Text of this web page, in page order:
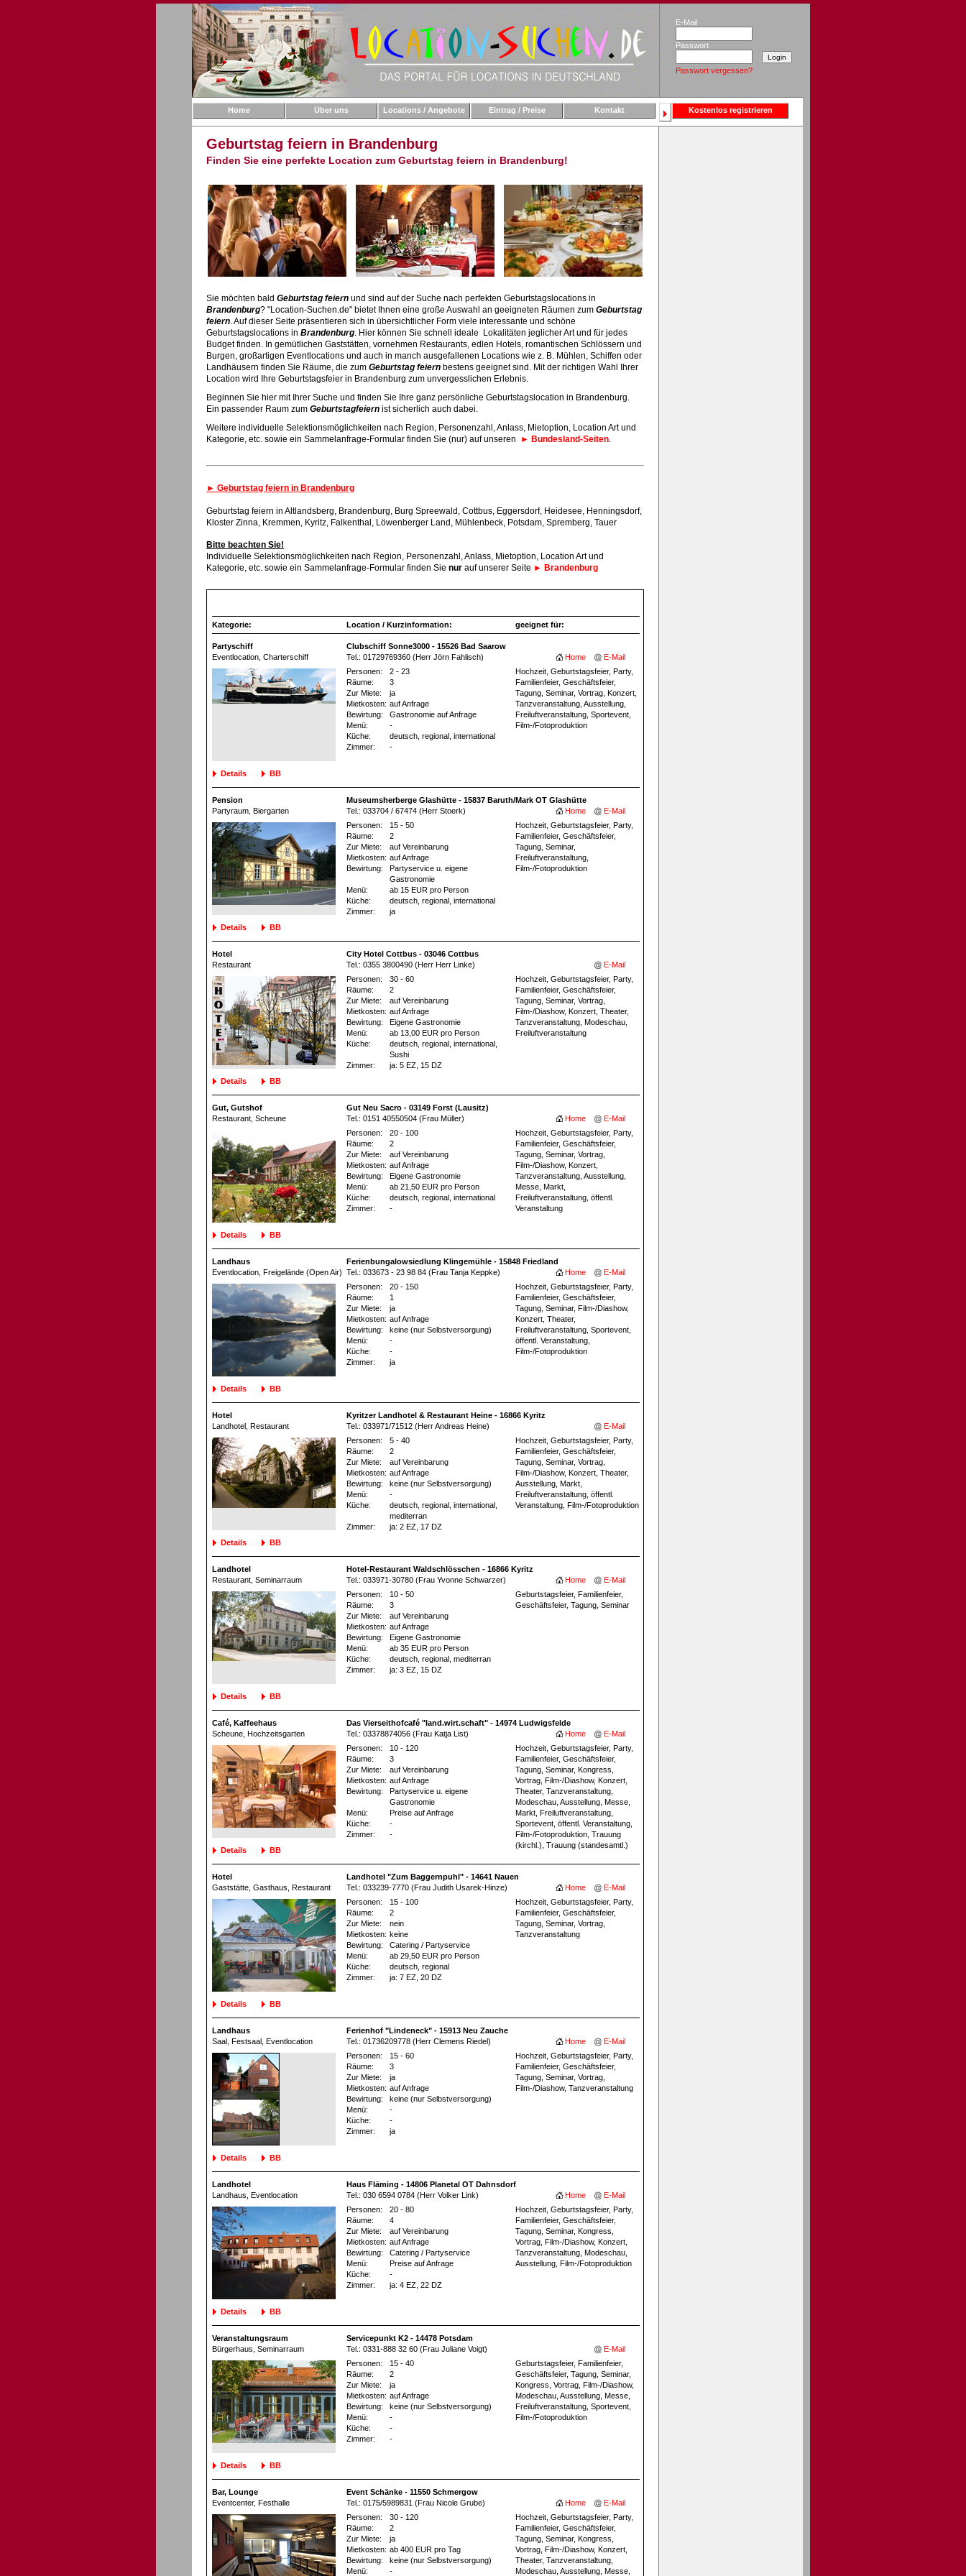
E-Mail
Passwort
Passwort vergessen?
Home Über uns Locations / Angebote Eintrag / Preise Kontakt Kostenlos registrieren
Geburtstag feiern in Brandenburg
Finden Sie eine perfekte Location zum Geburtstag feiern in Brandenburg!
Sie möchten bald Geburtstag feiern und sind auf der Suche nach perfekten Geburtstagslocations in
Brandenburg? "Location-Suchen.de" bietet Ihnen eine große Auswahl an geeigneten Räumen zum Geburtstag
feiern. Auf dieser Seite präsentieren sich in übersichtlicher Form viele interessante und schöne
Geburtstagslocations in Brandenburg. Hier können Sie schnell ideale Lokalitäten jeglicher Art und für jedes
Budget finden. In gemütlichen Gaststätten, vornehmen Restaurants, edlen Hotels, romantischen Schlössern und
Burgen, großartigen Eventlocations und auch in manch ausgefallenen Locations wie z. B. Mühlen, Schiffen oder
Landhäusern finden Sie Räume, die zum Geburtstag feiern bestens geeignet sind. Mit der richtigen Wahl Ihrer
Location wird Ihre Geburtstagsfeier in Brandenburg zum unvergesslichen Erlebnis.
Beginnen Sie hier mit Ihrer Suche und finden Sie Ihre ganz persönliche Geburtstagslocation in Brandenburg.
Ein passender Raum zum Geburtstagfeiern ist sicherlich auch dabei.
Weitere individuelle Selektionsmöglichkeiten nach Region, Personenzahl, Anlass, Mietoption, Location Art und
Kategorie, etc. sowie ein Sammelanfrage-Formular finden Sie (nur) auf unseren
► Bundesland-Seiten.
► Geburtstag feiern in Brandenburg
Geburtstag feiern in Altlandsberg, Brandenburg, Burg Spreewald, Cottbus, Eggersdorf, Heidesee, Henningsdorf,
Kloster Zinna, Kremmen, Kyritz, Falkenthal, Löwenberger Land, Mühlenbeck, Potsdam, Spremberg, Tauer
Bitte beachten Sie!
Individuelle Selektionsmöglichkeiten nach Region, Personenzahl, Anlass, Mietoption, Location Art und
Kategorie, etc. sowie ein Sammelanfrage-Formular finden Sie nur auf unserer Seite ► Brandenburg
Kategorie: Location / Kurzinformation: geeignet für:
Partyschiff
Eventlocation , Charterschiff
Clubschiff Sonne3000 - 15526 Bad Saarow
Tel.: 01729769360 (Herr Jörn Fahlisch)
Home E-Mail
Details BB
Personen:
2 - 23
Räume:
3
Zur Miete:
ja
Mietkosten: auf Anfrage
Bewirtung:
Gastronomie auf Anfrage
Menü:
-
Küche:
deutsch, regional, international
Zimmer:
-
Hochzeit, Geburtstagsfeier, Party,
Familienfeier, Geschäftsfeier,
Tagung, Seminar, Vortrag, Konzert,
Tanzveranstaltung, Ausstellung,
Freiluftveranstaltung, Sportevent,
Film-/Fotoproduktion
Pension
Partyraum , Biergarten
Museumsherberge Glashütte - 15837 Baruth/Mark OT Glashütte
Tel.: 033704 / 67474 (Herr Stoerk)
Home E-Mail
Details BB
Personen:
15 - 50
Räume:
2
Zur Miete:
auf Vereinbarung
Mietkosten: auf Anfrage
Bewirtung:
Partyservice u. eigene
Gastronomie
Menü:
ab 15 EUR pro Person
Küche:
deutsch, regional, international
Zimmer:
ja
Hochzeit, Geburtstagsfeier, Party,
Familienfeier, Geschäftsfeier,
Tagung, Seminar,
Freiluftveranstaltung,
Film-/Fotoproduktion
Hotel
Restaurant
City Hotel Cottbus - 03046 Cottbus
Tel.: 0355 3800490 (Herr Herr Linke)
E-Mail
Details BB
Personen:
30 - 60
Räume:
2
Zur Miete:
auf Vereinbarung
Mietkosten: auf Anfrage
Bewirtung:
Eigene Gastronomie
Menü:
ab 13,00 EUR pro Person
Küche:
deutsch, regional, international,
Sushi
Zimmer:
ja: 5 EZ , 15 DZ
Hochzeit, Geburtstagsfeier, Party,
Familienfeier, Geschäftsfeier,
Tagung, Seminar, Vortrag,
Film-/Diashow, Konzert, Theater,
Tanzveranstaltung, Modeschau,
Freiluftveranstaltung
Gut, Gutshof
Restaurant , Scheune
Gut Neu Sacro - 03149 Forst (Lausitz)
Tel.: 0151 40550504 (Frau Müller)
Home E-Mail
Details BB
Personen:
20 - 100
Räume:
2
Zur Miete:
auf Vereinbarung
Mietkosten: auf Anfrage
Bewirtung:
Eigene Gastronomie
Menü:
ab 21,50 EUR pro Person
Küche:
deutsch, regional, international
Zimmer:
-
Hochzeit, Geburtstagsfeier, Party,
Familienfeier, Geschäftsfeier,
Tagung, Seminar, Vortrag,
Film-/Diashow, Konzert,
Tanzveranstaltung, Ausstellung,
Messe, Markt,
Freiluftveranstaltung, öffentl.
Veranstaltung
Landhaus
Eventlocation , Freigelände (Open Air)
Ferienbungalowsiedlung Klingemühle - 15848 Friedland
Tel.: 033673 - 23 98 84 (Frau Tanja Keppke)
Home E-Mail
Details BB
Personen:
20 - 150
Räume:
1
Zur Miete:
ja
Mietkosten: auf Anfrage
Bewirtung:
keine (nur Selbstversorgung)
Menü:
-
Küche:
-
Zimmer:
ja
Hochzeit, Geburtstagsfeier, Party,
Familienfeier, Geschäftsfeier,
Tagung, Seminar, Film-/Diashow,
Konzert, Theater,
Freiluftveranstaltung, Sportevent,
öffentl. Veranstaltung,
Film-/Fotoproduktion
Hotel
Landhotel , Restaurant
Kyritzer Landhotel & Restaurant Heine - 16866 Kyritz
Tel.: 033971/71512 (Herr Andreas Heine)
E-Mail
Details BB
Personen:
5 - 40
Räume:
2
Zur Miete:
auf Vereinbarung
Mietkosten: auf Anfrage
Bewirtung:
keine (nur Selbstversorgung)
Menü:
-
Küche:
deutsch, regional, international,
mediterran
Zimmer:
ja: 2 EZ , 17 DZ
Hochzeit, Geburtstagsfeier, Party,
Familienfeier, Geschäftsfeier,
Tagung, Seminar, Vortrag,
Film-/Diashow, Konzert, Theater,
Ausstellung, Markt,
Freiluftveranstaltung, öffentl.
Veranstaltung, Film-/Fotoproduktion
Landhotel
Restaurant , Seminarraum
Hotel-Restaurant Waldschlösschen - 16866 Kyritz
Tel.: 033971-30780 (Frau Yvonne Schwarzer)
Home E-Mail
Details BB
Personen:
10 - 50
Räume:
3
Zur Miete:
auf Vereinbarung
Mietkosten: auf Anfrage
Bewirtung:
Eigene Gastronomie
Menü:
ab 35 EUR pro Person
Küche:
deutsch, regional, mediterran
Zimmer:
ja: 3 EZ , 15 DZ
Geburtstagsfeier, Familienfeier,
Geschäftsfeier, Tagung, Seminar
Café, Kaffeehaus
Scheune , Hochzeitsgarten
Das Vierseithofcafé "land.wirt.schaft" - 14974 Ludwigsfelde
Tel.: 03378874056 (Frau Katja List)
Home E-Mail
Details BB
Personen:
10 - 120
Räume:
3
Zur Miete:
auf Vereinbarung
Mietkosten: auf Anfrage
Bewirtung:
Partyservice u. eigene
Gastronomie
Menü:
Preise auf Anfrage
Küche:
-
Zimmer:
-
Hochzeit, Geburtstagsfeier, Party,
Familienfeier, Geschäftsfeier,
Tagung, Seminar, Kongress,
Vortrag, Film-/Diashow, Konzert,
Theater, Tanzveranstaltung,
Modeschau, Ausstellung, Messe,
Markt, Freiluftveranstaltung,
Sportevent, öffentl. Veranstaltung,
Film-/Fotoproduktion, Trauung
(kirchl.), Trauung (standesamtl.)
Hotel
Gaststätte, Gasthaus , Restaurant
Landhotel "Zum Baggernpuhl" - 14641 Nauen
Tel.: 033239-7770 (Frau Judith Usarek-Hinze)
Home E-Mail
Details BB
Personen:
15 - 100
Räume:
2
Zur Miete:
nein
Mietkosten: keine
Bewirtung:
Catering / Partyservice
Menü:
ab 29,50 EUR pro Person
Küche:
deutsch, regional
Zimmer:
ja: 7 EZ , 20 DZ
Hochzeit, Geburtstagsfeier, Party,
Familienfeier, Geschäftsfeier,
Tagung, Seminar, Vortrag,
Tanzveranstaltung
Landhaus
Saal, Festsaal , Eventlocation
Ferienhof "Lindeneck" - 15913 Neu Zauche
Tel.: 01736209778 (Herr Clemens Riedel)
Home E-Mail
Details BB
Personen:
15 - 60
Räume:
3
Zur Miete:
ja
Mietkosten: auf Anfrage
Bewirtung:
keine (nur Selbstversorgung)
Menü:
-
Küche:
-
Zimmer:
ja
Hochzeit, Geburtstagsfeier, Party,
Familienfeier, Geschäftsfeier,
Tagung, Seminar, Vortrag,
Film-/Diashow, Tanzveranstaltung
Landhotel
Landhaus , Eventlocation
Haus Fläming - 14806 Planetal OT Dahnsdorf
Tel.: 030 6594 0784 (Herr Volker Link)
Home E-Mail
Details BB
Personen:
20 - 80
Räume:
4
Zur Miete:
auf Vereinbarung
Mietkosten: auf Anfrage
Bewirtung:
Catering / Partyservice
Menü:
Preise auf Anfrage
Küche:
-
Zimmer:
ja: 4 EZ , 22 DZ
Hochzeit, Geburtstagsfeier, Party,
Familienfeier, Geschäftsfeier,
Tagung, Seminar, Kongress,
Vortrag, Film-/Diashow, Konzert,
Tanzveranstaltung, Modeschau,
Ausstellung, Film-/Fotoproduktion
Veranstaltungsraum
Bürgerhaus , Seminarraum
Servicepunkt K2 - 14478 Potsdam
Tel.: 0331-888 32 60 (Frau Juliane Voigt)
E-Mail
Details BB
Personen:
15 - 40
Räume:
2
Zur Miete:
ja
Mietkosten: auf Anfrage
Bewirtung:
keine (nur Selbstversorgung)
Menü:
-
Küche:
-
Zimmer:
-
Geburtstagsfeier, Familienfeier,
Geschäftsfeier, Tagung, Seminar,
Kongress, Vortrag, Film-/Diashow,
Modeschau, Ausstellung, Messe,
Freiluftveranstaltung, Sportevent,
Film-/Fotoproduktion
Bar, Lounge
Eventcenter, Festhalle
Event Schänke - 11550 Schmergow
Tel.: 0175/5989831 (Frau Nicole Grube)
Home
E-Mail
Personen:
30 - 120
Räume:
2
Zur Miete:
ja
Mietkosten: ab 400 EUR pro Tag
Bewirtung:
keine (nur Selbstversorgung)
Menü:
-
Hochzeit, Geburtstagsfeier, Party,
Familienfeier, Geschäftsfeier,
Tagung, Seminar, Kongress,
Vortrag, Film-/Diashow, Konzert,
Theater, Tanzveranstaltung,
Modeschau, Ausstellung, Messe,